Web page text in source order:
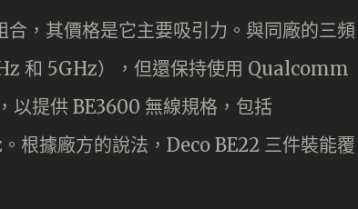
，其價格是它主要吸引力。與同廠的三頻
和 5GHz），但還保持使用 Qualcomm
提供 BE3600 無線規格，包括
據廠方的說法，Deco BE22 三件裝能覆